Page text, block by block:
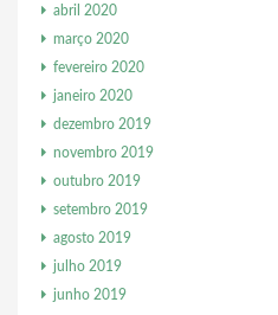
abril 2020
março 2020
fevereiro 2020
janeiro 2020
dezembro 2019
novembro 2019
outubro 2019
setembro 2019
agosto 2019
julho 2019
junho 2019